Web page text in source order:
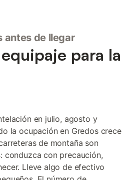
antes de llegar
para la
en julio, agosto y
la ocupación en Gredos crece
de montaña son
conduzca con precaución,
Lleve algo de efectivo